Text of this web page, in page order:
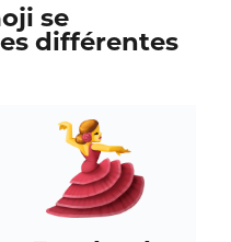
se
différentes